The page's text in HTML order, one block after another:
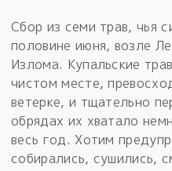
Сбор из семи трав, чья
половине июня, возле
Излома. Купальские
чистом месте,
ветерке, и тщательно
обрядах их хватало
весь год. Хотим
собирались, сушились,